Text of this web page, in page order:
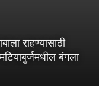
राहण्यासाठी
बंगला